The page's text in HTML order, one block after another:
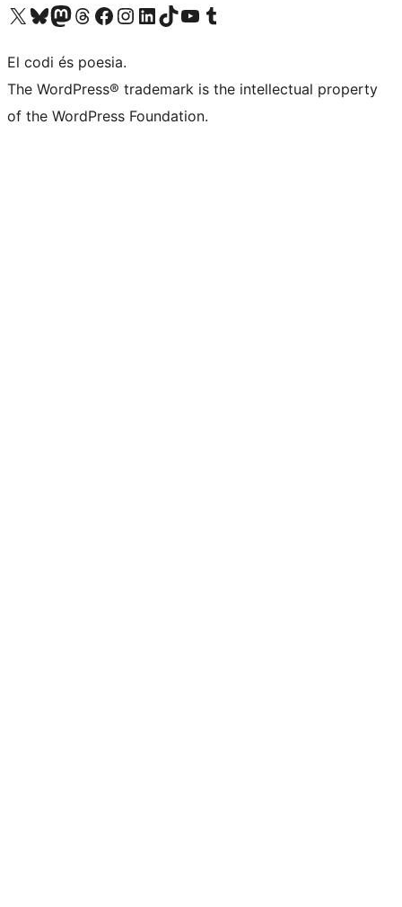
Visiteu el nostre compte X (abans Twitter)
Visiteu el nostre compte de Bluesky
Visiteu el nostre compte al Mastodon
Visiteu el nostre compte de Threads
Visiteu la nostra pàgina al Facebook
Visiteu el nostre compte d'Instagram
Visiteu el nostre compte de LinkedIn
Visiteu el nostre compte de TikTok
Visiteu el nostre canal al YouTube
Visiteu el nostre compte de Tumblr
El codi és poesia.
The WordPress® trademark is the intellectual property
of the WordPress Foundation.